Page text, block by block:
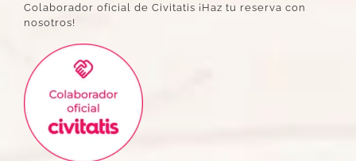
Colaborador oficial de Civitatis ¡Haz tu reserva con
nosotros!